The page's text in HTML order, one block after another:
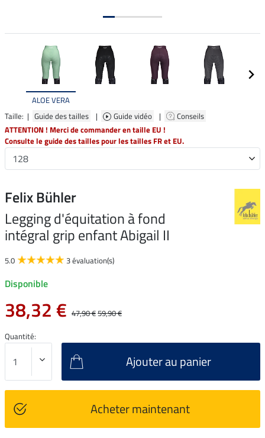
ALOE VERA
Taille: | Guide des tailles | Guide vidéo |
Conseils
ATTENTION ! Merci de commander en taille EU !
Consulte le guide des tailles pour les tailles FR et EU.
Felix Bühler
Legging d'équitation à fond
intégral grip enfant Abigail II
5.0 3 évaluation(s)
Disponible
38,32 € 47,90 €59,90 €
Quantité:
Ajouter au panier
Acheter maintenant